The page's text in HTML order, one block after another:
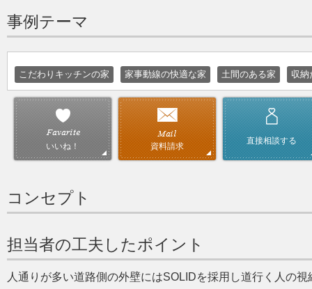
事例テーマ
こだわりキッチンの家 家事動線の快適な家 土間のある家 収納
いいね！ 資料請求
直接相談する
コンセプト
担当者の工夫したポイント
人通りが多い道路側の外壁にはSOLIDを採用し道行く人の